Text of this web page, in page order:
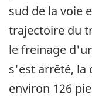
sud de la voie
trajectoire du
le freinage
s'est arrêté, la
environ 126